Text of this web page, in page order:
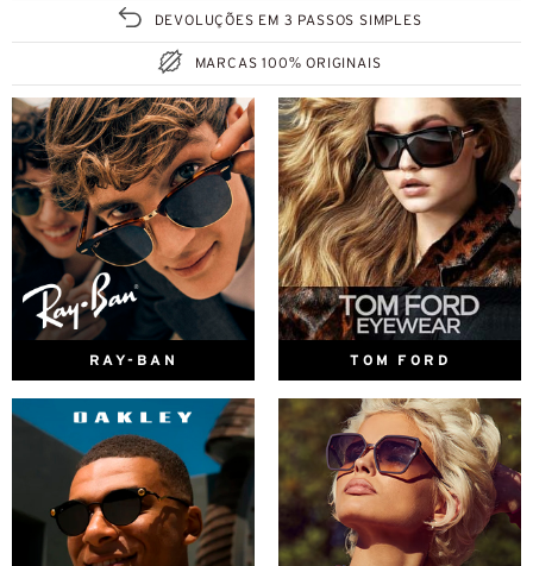
DEVOLUÇÕES EM 3 PASSOS SIMPLES
MARCAS 100% ORIGINAIS
RAY-BAN TOM FORD